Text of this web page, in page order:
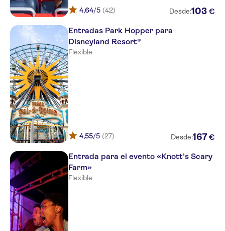
4,64/5 (42) Desde:103 €
Entradas Park Hopper para
Disneyland Resort®
Flexible
4,55/5 (27) Desde:167 €
Entrada para el evento «Knott’s Scary
Farm»
Flexible